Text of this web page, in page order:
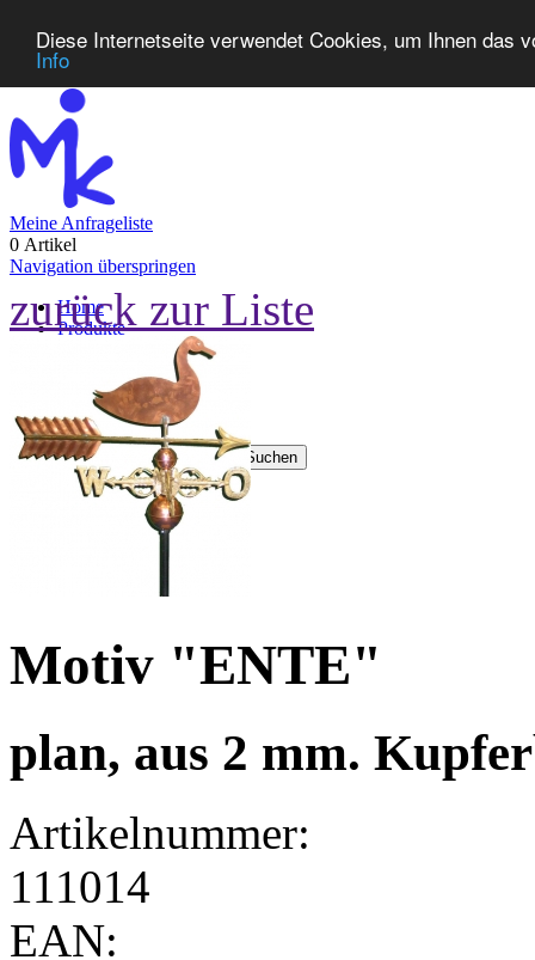
Diese Internetseite verwendet Cookies, um Ihnen das
Info
Meine Anfrageliste
0 Artikel
Navigation überspringen
Home
Produkte
FAQ
zurück zur Liste
Motiv "ENTE"
plan, aus 2 mm.
Artikelnummer:
111014
EAN: